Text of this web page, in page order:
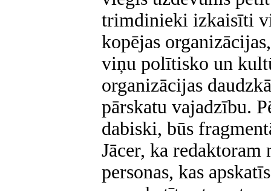
trimdinieki izkaisīti
kopējas
viņu polītisko un
organizācijas
pārskatu vajadzību.
dabiski, būs
Jācer, ka redaktoram
personas, kas